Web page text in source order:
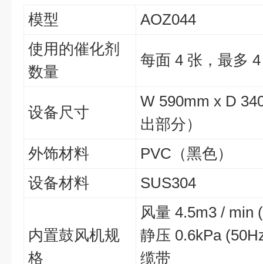
模型
AOZ044
使用的催化剂
数量
每面 4 张，最多
设备尺寸
W 590mm x D
出部分）
外饰材料
PVC（黑色）
设备材料
SUS304
内置鼓风机规
格
风量 4.5m3 / min
静压 0.6kPa
缆带